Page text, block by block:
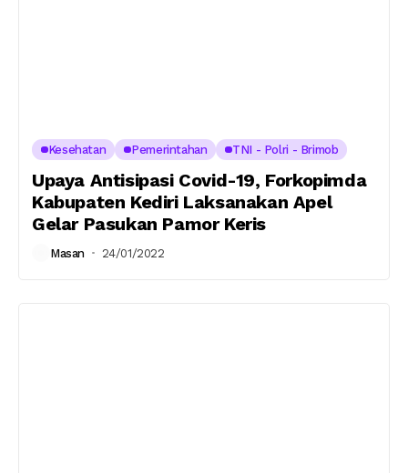
Kesehatan Pemerintahan TNI - Polri - Brimob
Upaya Antisipasi Covid-19, Forkopimda
Kabupaten Kediri Laksanakan Apel
Gelar Pasukan Pamor Keris
Masan 24/01/2022